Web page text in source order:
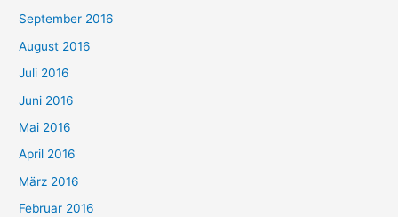
September 2016
August 2016
Juli 2016
Juni 2016
Mai 2016
April 2016
März 2016
Februar 2016